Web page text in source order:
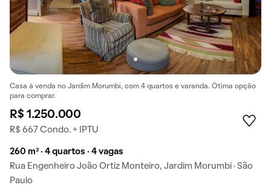
Casa à venda no Jardim Morumbi, com 4 quartos e varanda. Ótima opção
para comprar.
R$ 1.250.000
R$ 667 Condo. + IPTU
260 m² · 4 quartos · 4 vagas
Rua Engenheiro João Ortiz Monteiro, Jardim Morumbi · São
Paulo